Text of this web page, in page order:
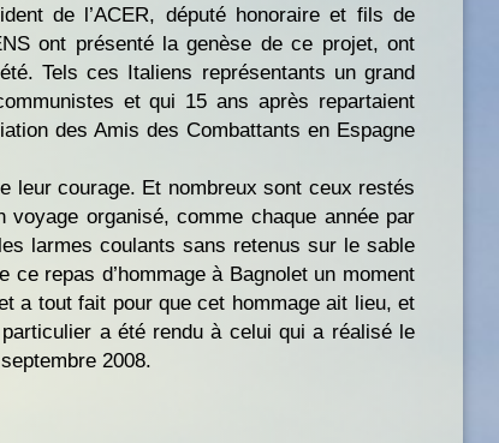
de l’ACER, député honoraire et fils de
ont présenté la genèse de ce projet, ont
Tels ces Italiens représentants un grand
et qui 15 ans après repartaient
des Amis des Combattants en Espagne
leur courage. Et nombreux sont ceux restés
organisé, comme chaque année par
larmes coulants sans retenus sur le sable
repas d’hommage à Bagnolet un moment
a tout fait pour que cet hommage ait lieu, et
a été rendu à celui qui a réalisé le
2008.